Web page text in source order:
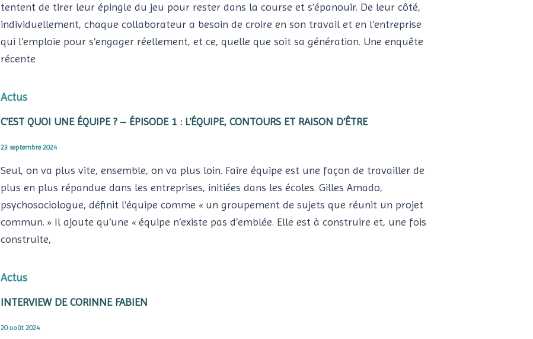
tentent de tirer leur épingle du jeu pour rester dans la course et s’épanouir. De leur côté,
individuellement, chaque collaborateur a besoin de croire en son travail et en l’entreprise
qui l’emploie pour s’engager réellement, et ce, quelle que soit sa génération. Une enquête
récente
Actus
C’EST QUOI UNE ÉQUIPE ? – ÉPISODE 1 : L’ÉQUIPE, CONTOURS ET RAISON D’ÊTRE
23 septembre 2024
Seul, on va plus vite, ensemble, on va plus loin. Faire équipe est une façon de travailler de
plus en plus répandue dans les entreprises, initiées dans les écoles. Gilles Amado,
psychosociologue, définit l’équipe comme « un groupement de sujets que réunit un projet
commun. » Il ajoute qu’une « équipe n’existe pas d’emblée. Elle est à construire et, une fois
construite,
Actus
INTERVIEW DE CORINNE FABIEN
20 août 2024